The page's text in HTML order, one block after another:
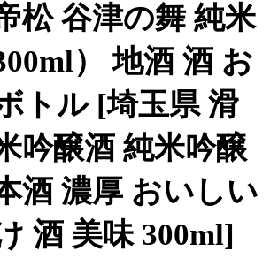
松 谷津の舞 純米
） 地酒 酒 お
トル [埼玉県 滑
吟醸酒 純米吟醸
酒 濃厚 おいしい
酒 美味 300ml]